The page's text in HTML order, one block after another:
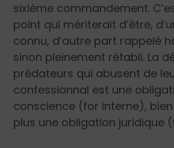
sixième commandement.
point qui mériterait d’être,
connu, d’autre part rappelé
sinon pleinement rétabli. La
prédateurs qui abusent de
confessionnal est une
conscience (for interne), bien
plus une obligation juridique